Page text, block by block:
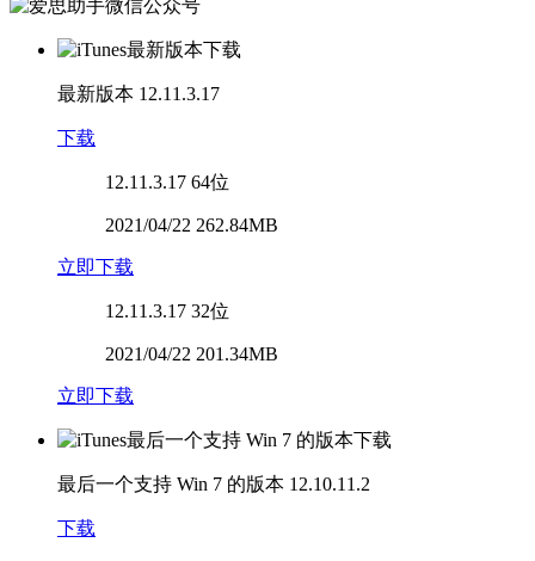
最新版本 12.11.3.17
下载
12.11.3.17 64位
2021/04/22 262.84MB
立即下载
12.11.3.17 32位
2021/04/22 201.34MB
立即下载
最后一个支持 Win 7 的版本 12.10.11.2
下载